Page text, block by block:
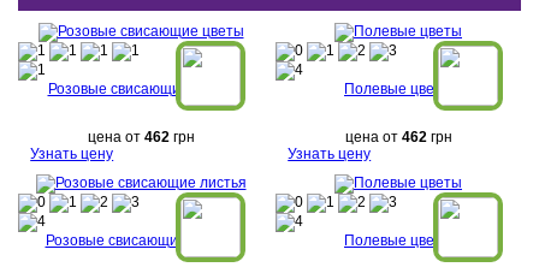
Розовые свисающие цветы
цена от 462грн
Узнать цену
Полевые цветы
цена от 462грн
Узнать цену
Розовые свисающие листья Полевые цветы